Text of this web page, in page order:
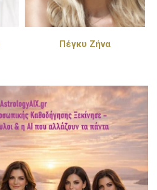
Πέγκυ Ζήνα